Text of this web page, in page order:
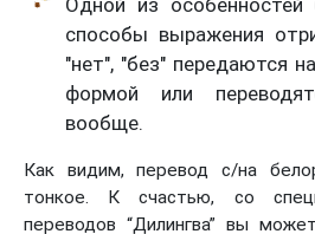
способы выражения
"нет", "без" передаются
формой или
вообще.
Как видим, перевод с/на
тонкое. К счастью, со
переводов “Дилингва” вы